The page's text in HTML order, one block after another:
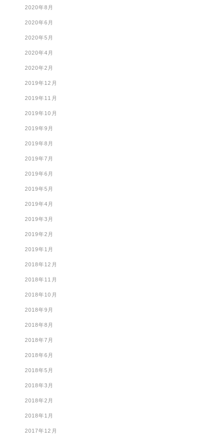
2020年8月
2020年6月
2020年5月
2020年4月
2020年2月
2019年12月
2019年11月
2019年10月
2019年9月
2019年8月
2019年7月
2019年6月
2019年5月
2019年4月
2019年3月
2019年2月
2019年1月
2018年12月
2018年11月
2018年10月
2018年9月
2018年8月
2018年7月
2018年6月
2018年5月
2018年3月
2018年2月
2018年1月
2017年12月